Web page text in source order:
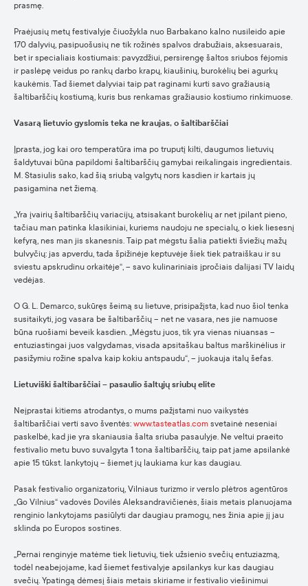
prasmę.
Praėjusių metų festivalyje čiuožykla nuo Barbakano kalno nusileido apie
170 dalyvių, pasipuošusių ne tik rožinės spalvos drabužiais, aksesuarais,
bet ir specialiais kostiumais: pavyzdžiui, persirengę šaltos sriubos fėjomis
ir paslėpę veidus po rankų darbo krapų, kiaušinių, burokėlių bei agurkų
kaukėmis. Tad šiemet dalyviai taip pat raginami kurti savo gražiausią
šaltibarščių kostiumą, kuris bus renkamas gražiausio kostiumo rinkimuose.
Vasarą lietuvio gyslomis teka ne kraujas, o šaltibarščiai
Įprasta, jog kai oro temperatūra ima po truputį kilti, daugumos lietuvių
šaldytuvai būna papildomi šaltibarščių gamybai reikalingais ingredientais.
M. Stasiulis sako, kad šią sriubą valgytų nors kasdien ir kartais jų
pasigamina net žiemą.
„Yra įvairių šaltibarščių variacijų, atsisakant burokėlių ar net įpilant pieno,
tačiau man patinka klasikiniai, kuriems naudoju ne specialų, o kiek liesesnį
kefyrą, nes man jis skanesnis. Taip pat mėgstu šalia patiekti šviežių mažų
bulvyčių: jas apverdu, tada špižinėje keptuvėje šiek tiek patraiškau ir su
sviestu apskrudinu orkaitėje“, – savo kulinariniais įpročiais dalijasi TV laidų
vedėjas.
O G. L. Demarco, sukūręs šeimą su lietuve, prisipažįsta, kad nuo šiol tenka
susitaikyti, jog vasara be šaltibarščių – net ne vasara, nes jie namuose
būna ruošiami beveik kasdien. „Mėgstu juos, tik yra vienas niuansas –
entuziastingai juos valgydamas, visada apsitaškau baltus marškinėlius ir
pasižymiu rožine spalva kaip kokiu antspaudu“, – juokauja italų šefas.
Lietuviški šaltibarščiai – pasaulio šaltųjų sriubų elite
Neįprastai kitiems atrodantys, o mums pažįstami nuo vaikystės
šaltibarščiai verti savo šventės: www.tasteatlas.com svetainė neseniai
paskelbė, kad jie yra skaniausia šalta sriuba pasaulyje. Ne veltui praeito
festivalio metu buvo suvalgyta 1 tona šaltibarščių, taip pat jame apsilankė
apie 15 tūkst. lankytojų – šiemet jų laukiama kur kas daugiau.
Pasak festivalio organizatorių, Vilniaus turizmo ir verslo plėtros agentūros
„Go Vilnius“ vadovės Dovilės Aleksandravičienės, šiais metais planuojama
renginio lankytojams pasiūlyti dar daugiau pramogų, nes žinia apie jį jau
sklinda po Europos sostines.
„Pernai renginyje matėme tiek lietuvių, tiek užsienio svečių entuziazmą,
todėl neabejojame, kad šiemet festivalyje apsilankys kur kas daugiau
svečių. Ypatingą dėmesį šiais metais skiriame ir festivalio viešinimui